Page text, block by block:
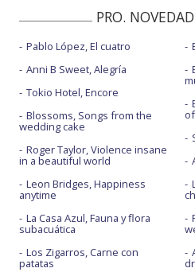
PRO.
Pablo López, El cuatro
Anni B Sweet, Alegría
Tokio Hotel, Encore
Blossoms, Songs from the
wedding cake
Roger Taylor, Violence insane
in a beautiful world
Leon Bridges, Happiness
anytime
La Casa Azul, Fauna y flora
subacuática
Los Zigarros, Carne con
patatas